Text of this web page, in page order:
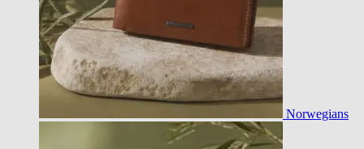
Norwegians